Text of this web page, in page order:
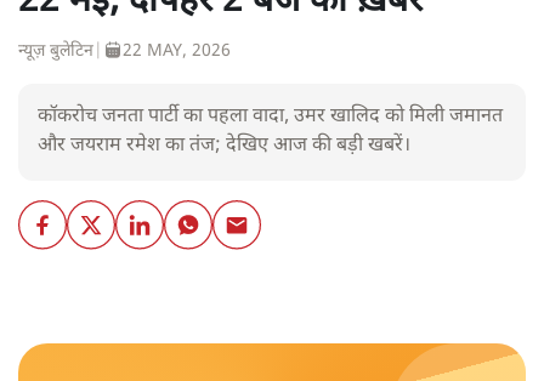
न्यूज़ बुलेटिन 22 MAY, 2026
कॉकरोच जनता पार्टी का पहला वादा, उमर खालिद को मिली जमानत
और जयराम रमेश का तंज; देखिए आज की बड़ी खबरें।